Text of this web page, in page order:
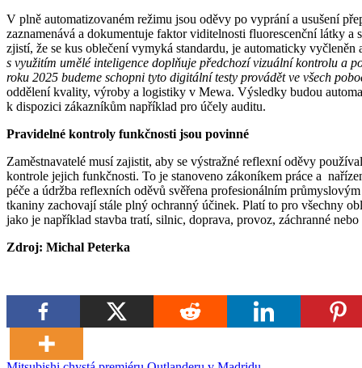
V plně automatizovaném režimu jsou oděvy po vyprání a usušení
zaznamenává a dokumentuje faktor viditelnosti fluorescenční látky
zjistí, že se kus oblečení vymyká standardu, je automaticky
s využitím umělé inteligence doplňuje předchozí vizuální kontrolu a
roku 2025 budeme schopni tyto digitální testy provádět ve všech
oddělení kvality, výroby a logistiky v Mewa. Výsledky budou
k dispozici zákazníkům například pro účely auditu.
Pravidelné kontroly funkčnosti jsou povinné
Zaměstnavatelé musí zajistit, aby se výstražné reflexní oděvy
kontrole jejich funkčnosti. To je stanoveno zákoníkem práce a
péče a údržba reflexních oděvů svěřena profesionálním
tkaniny zachovají stále plný ochranný účinek. Platí to pro všechny
jako je například stavba tratí, silnic, doprava, provoz, záchranné
Zdroj: Michal Peterka